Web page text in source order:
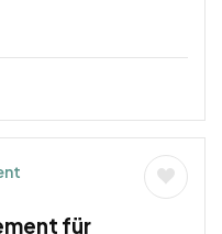
für